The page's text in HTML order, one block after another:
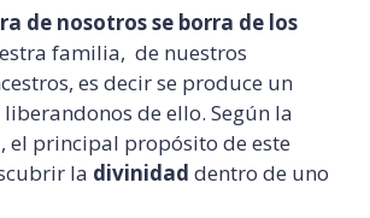
de nosotros se borra de los
familia, de nuestros
es decir se produce un
de ello. Según la
el principal propósito de este
la divinidad dentro de uno